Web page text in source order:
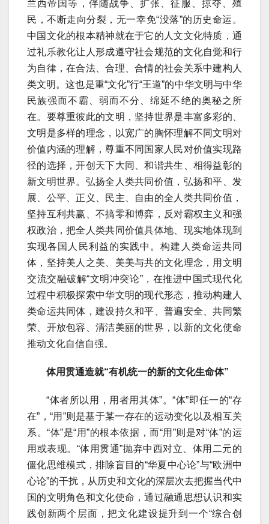
兰西帝国等，伴随战争、扩张、征服、掠夺、殖
民，不断走向分裂，无一幸免“没落”的历史命运。
中国文化的根本精神就在于它的人文文化特质，通
过礼乐教化让人形成遵守社会规范的文化自觉和行
为自律，在合法、合理、合情的社会关系中建构人
类文明。这也是重“文化”行“王道”的中华文明与中华
民族强而不霸、弱而不分、绵延不绝的奥秘之所
在。要尊重彼此的文明，坚持世界是丰富多彩的、
文明是多样的理念，以宽广的胸怀理解不同文明对
价值内涵的理解，尊重不同国家人民对价值实现路
径的选择，开创天下大同、和谐共生、相得益彰的
新文明世界。弘扬全人类共同价值，弘扬和平、发
展、公平、正义、民主、自由的全人类共同价值，
坚持互利共赢、不搞零和博弈，反对霸权主义和强
权政治，把全人类共同价值具体地、现实地体现到
实现各国人民利益的实践中。构建人类命运共同
体，坚持美人之美、美美与共的文化理念，用文明
交流交融破解“文明冲突论”，在推进中国式现代化
过程中积极探索中华文明的现代形态，推动构建人
类命运共同体，建设持久和平、普遍安全、共同繁
荣、开放包容、清洁美丽的世界，以新的文化使命
推动文化自信自强。
体用贯通造就“有机统一的新的文化生命体”
“体者所以用，用者用其体”。“体”即任一的“存
在”，“用”则是基于某一存在的运动变化以及相互关
系。“体”是“用”的根本依据，而“用”则是对“体”的运
用或表现。“体用贯通”抛弃中西对立、体用二元的
僵化思维模式，排除盲目的“华夏中心论”与“欧洲中
心论”的干扰，从历史和文化的深层次去把握当代中
国的文明角色和文化使命，通过融通思想认识和实
践创新两个层面，把文化建设提升到一个“综合创